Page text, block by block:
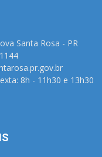
Santa Rosa - PR
8h - 11h30 e 13h30